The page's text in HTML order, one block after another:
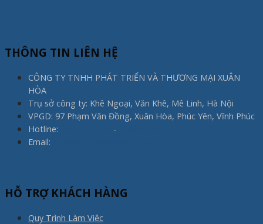
THÔNG TIN LIÊN HỆ
CÔNG TY TNHH PHÁT TRIỂN VÀ THƯƠNG MẠI XUÂN
HÒA
Trụ sở công ty: Khê Ngoại, Văn Khê, Mê Linh, Hà Nội
VPGD: 97 Phạm Văn Đồng, Xuân Hòa, Phúc Yên, Vĩnh Phúc
Hotline:
-
Email:
HỖ TRỢ KHÁCH HÀNG
Quy Trình Làm Việc